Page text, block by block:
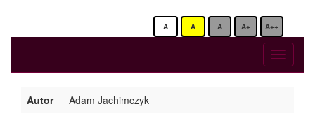
A A A A+ A++
Toggle
Autor
Adam Jachimczyk